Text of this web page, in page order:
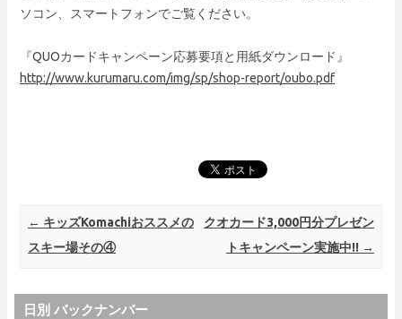
ソコン、スマートフォンでご覧ください。
『QUOカードキャンペーン応募要項と用紙ダウンロード』
http://www.kurumaru.com/img/sp/shop-report/oubo.pdf
Post navigation
← キッズKomachiおススメの
スキー場その④
クオカード3,000円分プレゼン
トキャンペーン実施中!! →
日別 バックナンバー